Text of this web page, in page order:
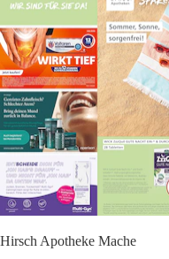
Hirsch Apotheke Mache